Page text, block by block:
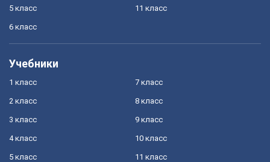
5 класс
6 класс
11 класс
Учебники
1 класс
2 класс
3 класс
4 класс
5 класс
7 класс
8 класс
9 класс
10 класс
11 класс